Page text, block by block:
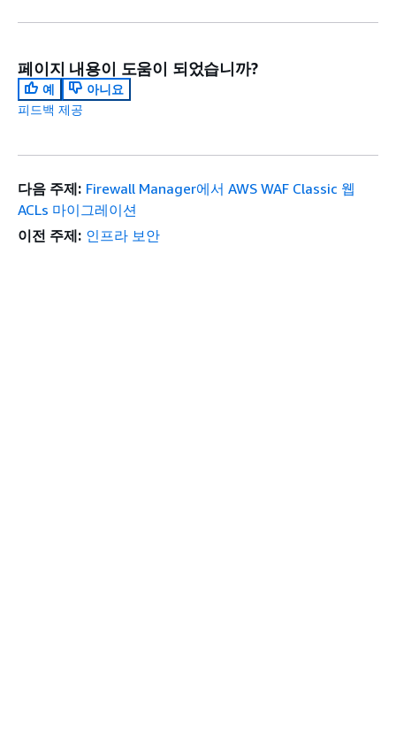
페이지 내용이 도움이 되었습니까?
예
아니요
피드백 제공
다음 주제: Firewall Manager에서 AWS WAF Classic 웹
ACLs 마이그레이션
이전 주제: 인프라 보안